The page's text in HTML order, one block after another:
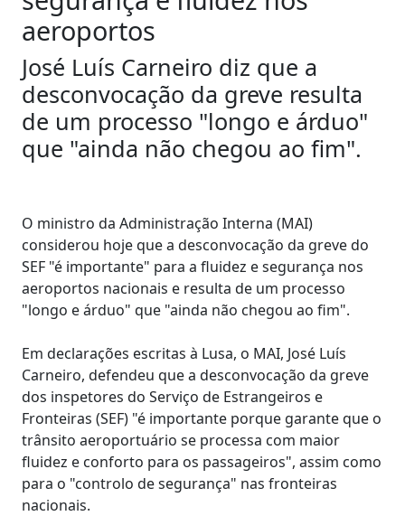
aeroportos
José Luís Carneiro diz que a
desconvocação da greve resulta
de um processo "longo e árduo"
que "ainda não chegou ao fim".
O ministro da Administração Interna (MAI)
considerou hoje que a desconvocação da greve do
SEF "é importante" para a fluidez e segurança nos
aeroportos nacionais e resulta de um processo
"longo e árduo" que "ainda não chegou ao fim".
Em declarações escritas à Lusa, o MAI, José Luís
Carneiro, defendeu que a desconvocação da greve
dos inspetores do Serviço de Estrangeiros e
Fronteiras (SEF) "é importante porque garante que o
trânsito aeroportuário se processa com maior
fluidez e conforto para os passageiros", assim como
para o "controlo de segurança" nas fronteiras
nacionais.